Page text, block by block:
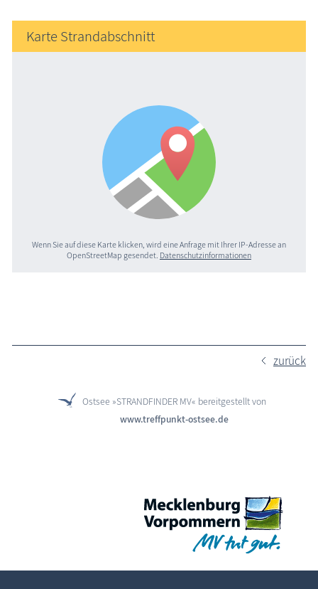
Karte Strandabschnitt
Wenn Sie auf diese Karte klicken, wird eine Anfrage mit Ihrer IP-Adresse an
OpenStreetMap gesendet. Datenschutzinformationen
zurück
Ostsee »STRANDFINDER MV« bereitgestellt von
www.treffpunkt-ostsee.de